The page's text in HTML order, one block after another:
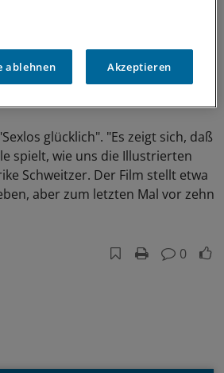
glücklich". "Es zeigt sich, daß
spielt, wie uns die Illustrierten
Schweitzer. Der Film stellt etwa
aber zum letzten Mal vor zehn
0
ablehnen Akzeptieren